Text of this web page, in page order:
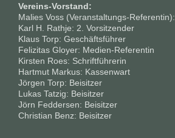
Vereins-Vorstand:
Malies Voss (Veranstaltungs-Referentin):
Karl H. Rathje: 2. Vorsitzender
Klaus Torp: Geschäftsführer
Felizitas Gloyer: Medien-Referentin
Kirsten Roes: Schriftführerin
Hartmut Markus: Kassenwart
Jörgen Torp: Beisitzer
Lukas Tatzig: Beisitzer
Jörn Feddersen: Beisitzer
Christian Benz: Beisitzer